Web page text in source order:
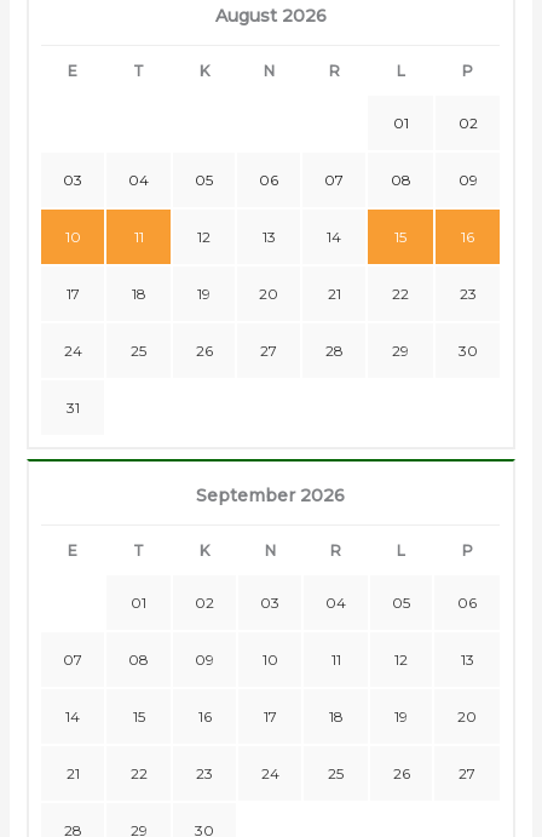
August 2026
E T K N R L P
01 02
03 04 05 06 07 08 09
10 11 12 13 14 15 16
17 18 19 20 21 22 23
24 25 26 27 28 29 30
31
September 2026
E T K N R L P
01 02 03 04 05 06
07 08 09 10 11 12 13
14 15 16 17 18 19 20
21 22 23 24 25 26 27
28 29 30